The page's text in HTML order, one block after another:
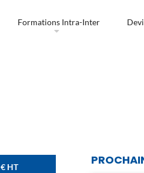
Formations Intra-Inter
€HT